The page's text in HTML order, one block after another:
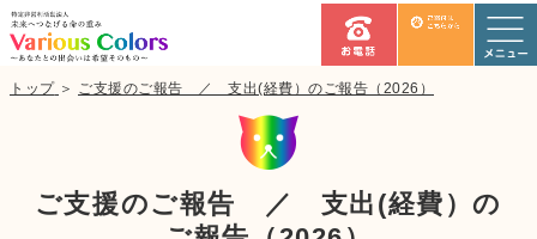
トップ ＞ ご支援のご報告 ／ 支出(経費）のご報告（2026）
ご支援のご報告 ／ 支出(経費）の